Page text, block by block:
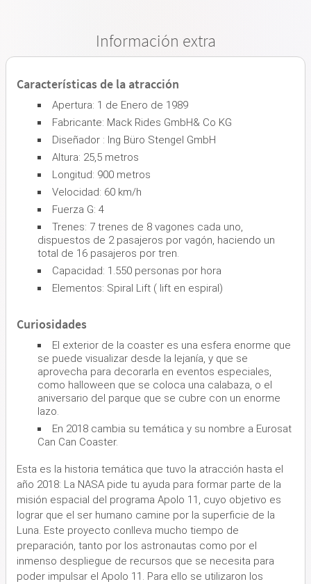
Información extra
Características de la atracción
Apertura: 1 de Enero de 1989
Fabricante: Mack Rides GmbH& Co KG
Diseñador : Ing Büro Stengel GmbH
Altura: 25,5 metros
Longitud: 900 metros
Velocidad: 60 km/h
Fuerza G: 4
Trenes: 7 trenes de 8 vagones cada uno,
dispuestos de 2 pasajeros por vagón, haciendo un
total de 16 pasajeros por tren.
Capacidad: 1.550 personas por hora
Elementos: Spiral Lift ( lift en espiral)
Curiosidades
El exterior de la coaster es una esfera enorme que
se puede visualizar desde la lejanía, y que se
aprovecha para decorarla en eventos especiales,
como halloween que se coloca una calabaza, o el
aniversario del parque que se cubre con un enorme
lazo.
En 2018 cambia su temática y su nombre a Eurosat
Can Can Coaster.
Esta es la historia temática que tuvo la atracción hasta el
año 2018: La NASA pide tu ayuda para formar parte de la
misión espacial del programa Apolo 11, cuyo objetivo es
lograr que el ser humano camine por la superficie de la
Luna. Este proyecto conlleva mucho tiempo de
preparación, tanto por los astronautas como por el
inmenso despliegue de recursos que se necesita para
poder impulsar el Apolo 11. Para ello se utilizaron los